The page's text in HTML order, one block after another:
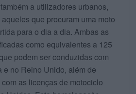
a utilizadores urbanos,
que procuram uma moto
para o dia a dia. Ambas as
como equivalentes a 125
podem ser conduzidas com
e no Reino Unido, além de
as licenças de motociclo